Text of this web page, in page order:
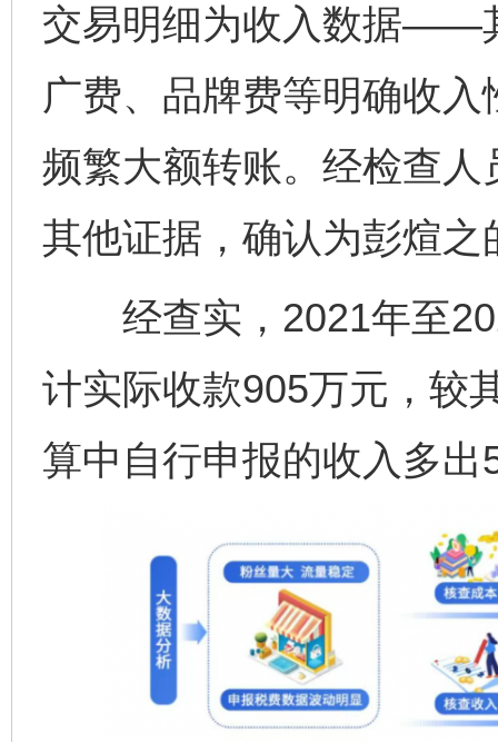
交易明细为收入数据——
广费、品牌费等明确收
频繁大额转账。经检查
其他证据，确认为彭煊之
经查实，2021年至
计实际收款905万元，较
算中自行申报的收入多出